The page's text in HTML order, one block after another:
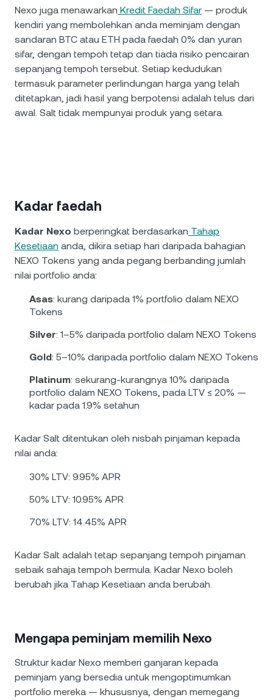
Nexo juga menawarkan Kredit Faedah Sifar — produk
kendiri yang membolehkan anda meminjam dengan
sandaran BTC atau ETH pada faedah 0% dan yuran
sifar, dengan tempoh tetap dan tiada risiko pencairan
sepanjang tempoh tersebut. Setiap kedudukan
termasuk parameter perlindungan harga yang telah
ditetapkan, jadi hasil yang berpotensi adalah telus dari
awal. Salt tidak mempunyai produk yang setara.
Kadar faedah
Kadar Nexo berperingkat berdasarkan Tahap
Kesetiaan anda, dikira setiap hari daripada bahagian
NEXO Tokens yang anda pegang berbanding jumlah
nilai portfolio anda:
Asas: kurang daripada 1% portfolio dalam NEXO
Tokens
Silver: 1–5% daripada portfolio dalam NEXO Tokens
Gold: 5–10% daripada portfolio dalam NEXO Tokens
Platinum: sekurang-kurangnya 10% daripada
portfolio dalam NEXO Tokens, pada LTV ≤ 20% —
kadar pada 1.9% setahun
Kadar Salt ditentukan oleh nisbah pinjaman kepada
nilai anda:
30% LTV: 9.95% APR
50% LTV: 10.95% APR
70% LTV: 14.45% APR
Kadar Salt adalah tetap sepanjang tempoh pinjaman
sebaik sahaja tempoh bermula. Kadar Nexo boleh
berubah jika Tahap Kesetiaan anda berubah.
Mengapa peminjam memilih Nexo
Struktur kadar Nexo memberi ganjaran kepada
peminjam yang bersedia untuk mengoptimumkan
portfolio mereka — khususnya, dengan memegang